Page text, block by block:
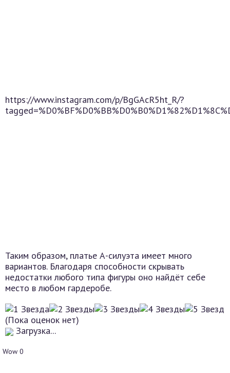
https://www.instagram.com/p/BgGAcR5ht_R/?
Таким образом, платье А-силуэта имеет много
вариантов. Благодаря способности скрывать
недостатки любого типа фигуры оно найдёт себе
место в любом гардеробе.
(Пока оценок нет)
Загрузка...
Wow 0